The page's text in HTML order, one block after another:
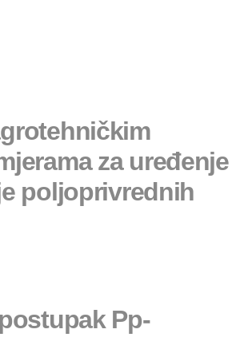
za uređenje
poljoprivrednih
Pp-